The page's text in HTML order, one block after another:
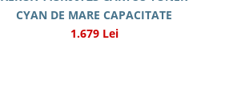
CYAN DE MARE CAPACITATE
1.679 Lei